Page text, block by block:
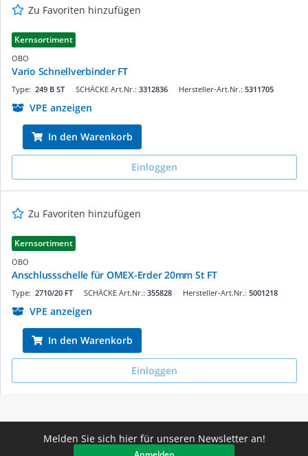
Zu Favoriten hinzufügen
Kernsortiment
OBO
Vario Schnellverbinder FT
SCHÄCKE Art.Nr.: 3312836
Type: 249 B ST Hersteller-Art.Nr.: 5311705
VPE anzeigen
In den Warenkorb
Einloggen
Zu Favoriten hinzufügen
Kernsortiment
OBO
Anschlussschelle für OMEX-Erder 20mm St FT
SCHÄCKE Art.Nr.: 355828
Type: 2710/20 FT Hersteller-Art.Nr.: 5001218
VPE anzeigen
In den Warenkorb
Einloggen
Melden Sie sich hier für unseren Newsletter an!